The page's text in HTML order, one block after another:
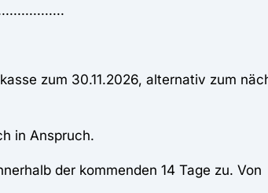
zum 30.11.2026, alternativ zum
in Anspruch.
der kommenden 14 Tage zu. Von